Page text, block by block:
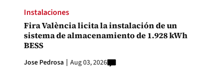
Instalaciones
Fira València licita la instalación de un
sistema de almacenamiento de 1.928 kWh
BESS
Jose Pedrosa Aug 03, 2026